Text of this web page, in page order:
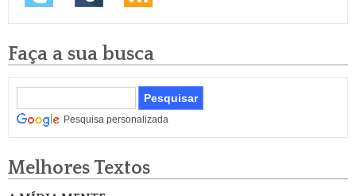
Faça a sua busca
Pesquisa personalizada
Melhores Textos